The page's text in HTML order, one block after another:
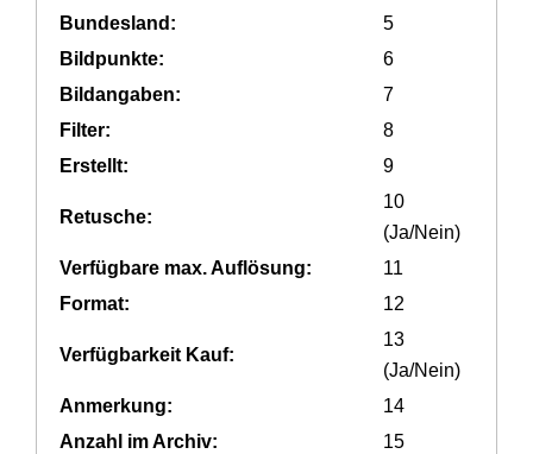
Bundesland:
5
Bildpunkte:
6
Bildangaben:
7
Filter:
8
Erstellt:
9
Retusche:
10
(Ja/Nein)
Verfügbare max. Auflösung:
11
Format:
12
Verfügbarkeit Kauf:
13
(Ja/Nein)
Anmerkung:
14
Anzahl im Archiv:
15